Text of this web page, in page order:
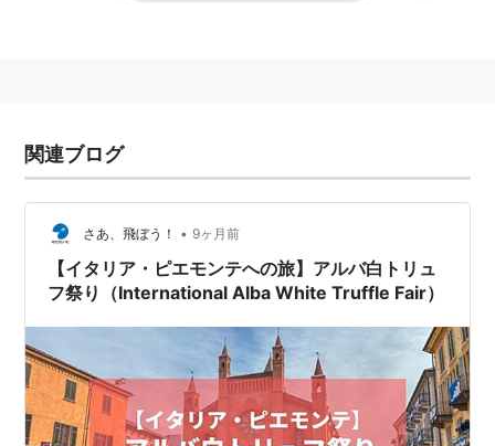
関連ブログ
さあ、飛ぼう！ • 9ヶ月前
【イタリア・ピエモンテへの旅】アルバ白トリュ
フ祭り（International Alba White Truffle Fair）